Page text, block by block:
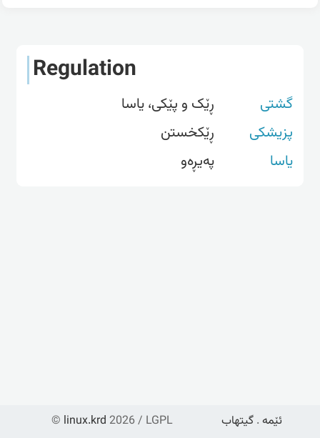
Regulation
گشتی
ڕێک و پێکی، یاسا
پزیشکی
ڕێکخستن
یاسا
پەیڕەو
© linux.krd 2026 / LGPL ئێمە . گیتهاب